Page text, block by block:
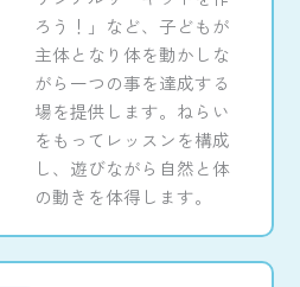
ろう！」など、子どもが
主体となり体を動かしな
がら一つの事を達成する
場を提供します。ねらい
をもってレッスンを構成
し、遊びながら自然と体
の動きを体得します。